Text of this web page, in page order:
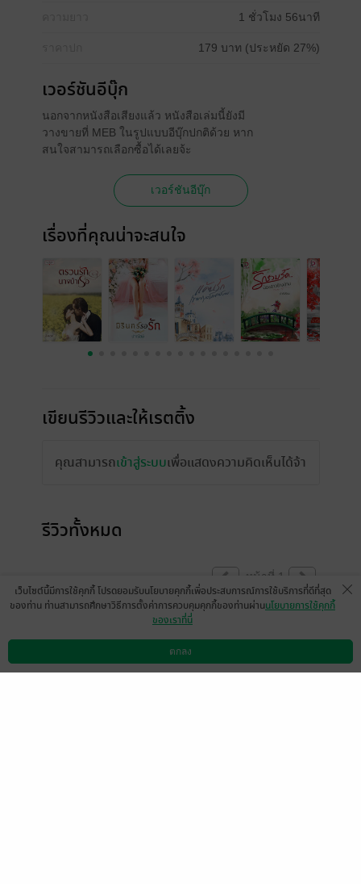
1 ชั่วโมง 56นาที
179 บาท (ประหยัด 27%)
เวอร์ชันอีบุ๊ก
นอกจากหนังสือเสียงแล้ว หนังสือเล่มนี้ยังมี
วางขายที่ MEB ในรูปแบบอีบุ๊กปกติด้วย หาก
สนใจสามารถเลือกซื้อได้เลยจ้ะ
เวอร์ชันอีบุ๊ก
เรื่องที่คุณน่าจะสนใจ
เขียนรีวิวและให้เรตติ้ง
คุณสามารถเข้าสู่ระบบเพื่อแสดงความคิดเห็นได้จ้า
รีวิวทั้งหมด
หน้าที่ 1
*โหลดผ่านแอพMebโดยตรง🔥promotionเพียง
ดาวน์โหลดแอป วิธีการใช้งาน ติดต่อเรา
เว็บไซต์นี้มีการใช้คุกกี้ โปรดยอมรับนโยบายคุกกี้เพื่อประสบการณ์การใช้บริการที่ดีที่สุด
ของท่าน ท่านสามารถศึกษาวิธีการตั้งค่าการควบคุมคุกกี้ของท่านผ่านนโยบายการใช้คุกกี้
ของเราที่นี่
ตกลง